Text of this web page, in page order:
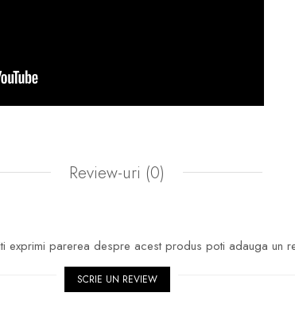
Review-uri (0)
exprimi parerea despre acest produs poti adauga un
SCRIE UN REVIEW